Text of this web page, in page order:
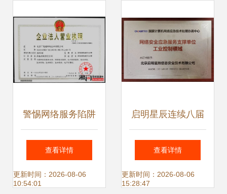
力
警惕网络服务陷阱
以“北京广讯通”为
例剖析网络技术欺
查看详情
更新时间：2026-08-06
10:54:01
启明星辰连续八届
荣获国家级网络安
全应急服务支撑单
查看详情
更新时间：2026-08-06
15:28:47